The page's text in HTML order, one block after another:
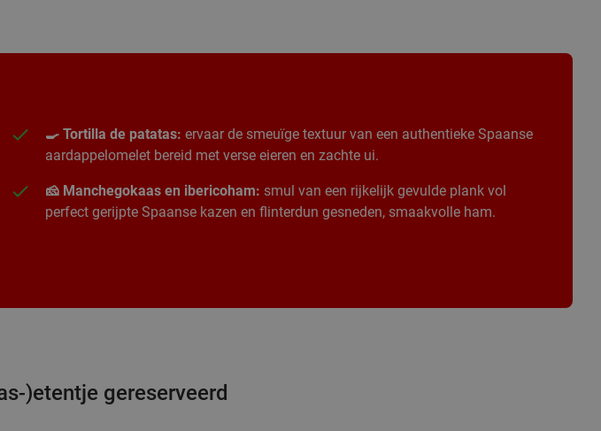
🍳 Tortilla de patatas: ervaar de smeuïge textuur van een authentieke Spaanse
aardappelomelet bereid met verse eieren en zachte ui.
🧀 Manchegokaas en ibericoham: smul van een rijkelijk gevulde plank vol
perfect gerijpte Spaanse kazen en flinterdun gesneden, smaakvolle ham.
)etentje gereserveerd